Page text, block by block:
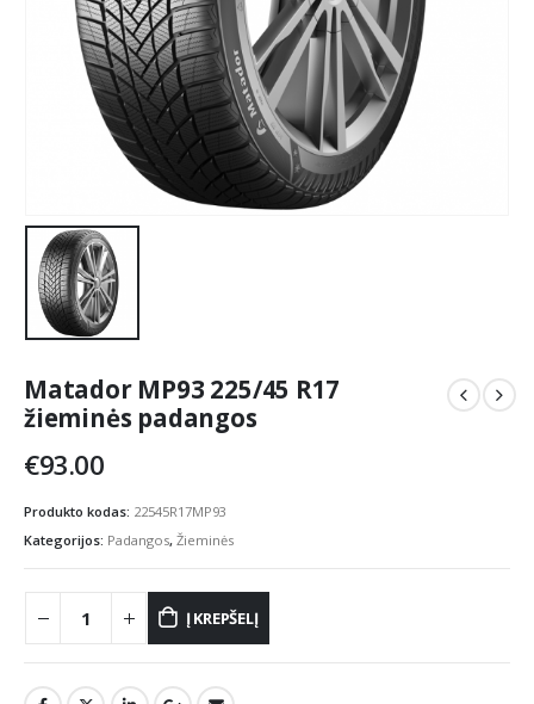
Matador MP93 225/45 R17
žieminės padangos
€93.00
Produkto kodas: 22545R17MP93
Kategorijos: Padangos, Žieminės
Į KREPŠELĮ